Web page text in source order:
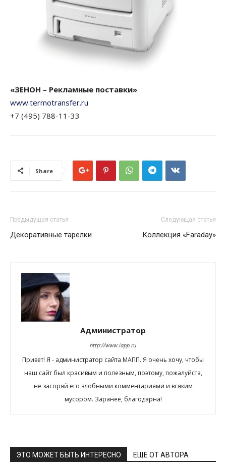
«ЗЕНОН – Рекламные поставки»
www.termotransfer.ru
+7 (495) 788-11-33
Share
Предыдущая статья
Декоративные тарелки
Следующая статья
Коллекция «Faraday»
Администратор
http://www.iapp.ru
Привет! Я - администратор сайта МАПП. Я очень хочу, чтобы
наш сайт был красивым и полезным, поэтому, пожалуйста,
не засоряй его злобными комментариями и всяким
мусором. Заранее, благодарна!
ЭТО МОЖЕТ БЫТЬ ИНТЕРЕСНО ЕЩЕ ОТ АВТОРА